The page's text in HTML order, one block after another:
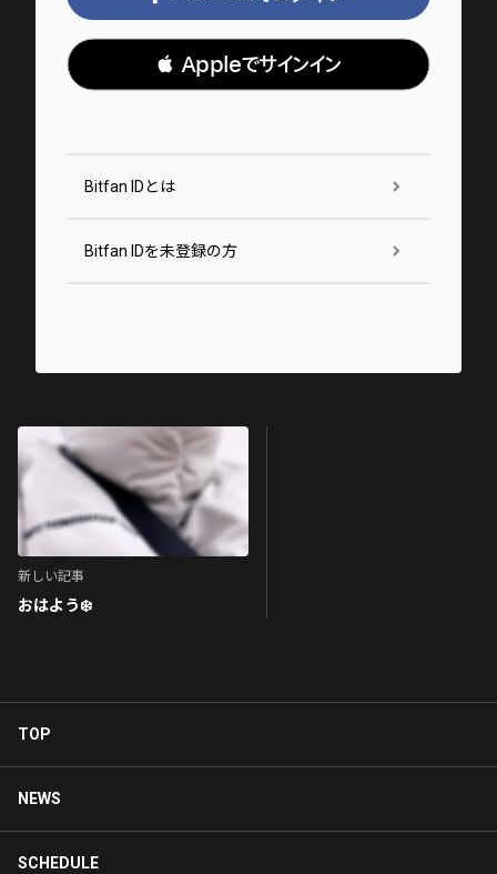
 Appleでサインイン
Bitfan IDとは
Bitfan IDを未登録の方
新しい記事
おはよう❄️
TOP
NEWS
SCHEDULE